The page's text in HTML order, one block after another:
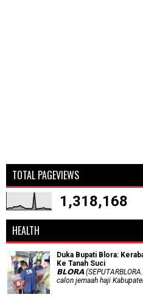
TOTAL PAGEVIEWS
1,318,168
HEALTH
Duka Bupati Blora:
Ke Tanah Suci
𝗕𝗟𝗢𝗥𝗔
calon jemaah haji